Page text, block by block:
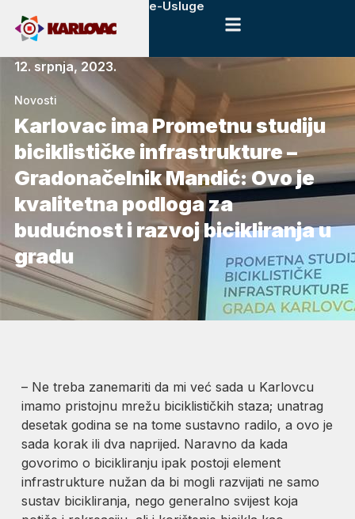
e-Usluge
12. srpnja, 2023.
Novosti
Karlovac ima Prometnu studiju
biciklističke infrastrukture –
Gradonačelnik Mandić: Ovo je
kvalitetna podloga za
budućnost i razvoj bicikliranja u
gradu
– Ne treba zanemariti da mi već sada u Karlovcu
imamo pristojnu mrežu biciklističkih staza; unatrag
desetak godina se na tome sustavno radilo, a ovo je
sada korak ili dva naprijed. Naravno da kada
govorimo o bicikliranju ipak postoji element
infrastrukture nužan da bi mogli razvijati ne samo
sustav bicikliranja, nego generalno svijest koja